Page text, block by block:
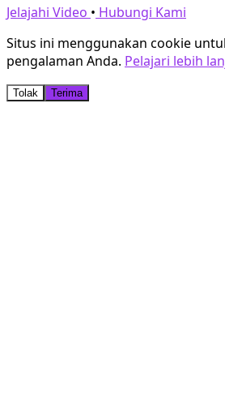
Jelajahi Video • Hubungi Kami
Situs ini menggunakan cookie
pengalaman Anda. Pelajari lebih
Tolak Terima